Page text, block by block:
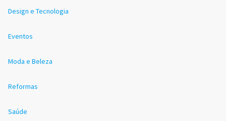
Design e Tecnologia
Eventos
Moda e Beleza
Reformas
Saúde